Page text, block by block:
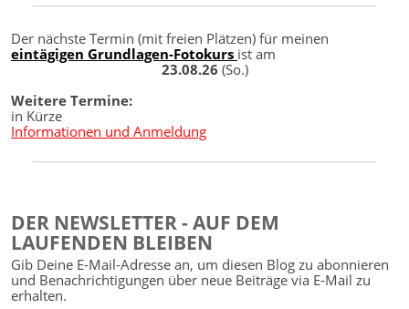
Der nächste Termin (mit freien Plätzen) für meinen
eintägigen Grundlagen-Fotokurs ist am
23.08.26 (So.)
Weitere Termine:
in Kürze
Informationen und Anmeldung
DER NEWSLETTER - AUF DEM
LAUFENDEN BLEIBEN
Gib Deine E-Mail-Adresse an, um diesen Blog zu abonnieren
und Benachrichtigungen über neue Beiträge via E-Mail zu
erhalten.